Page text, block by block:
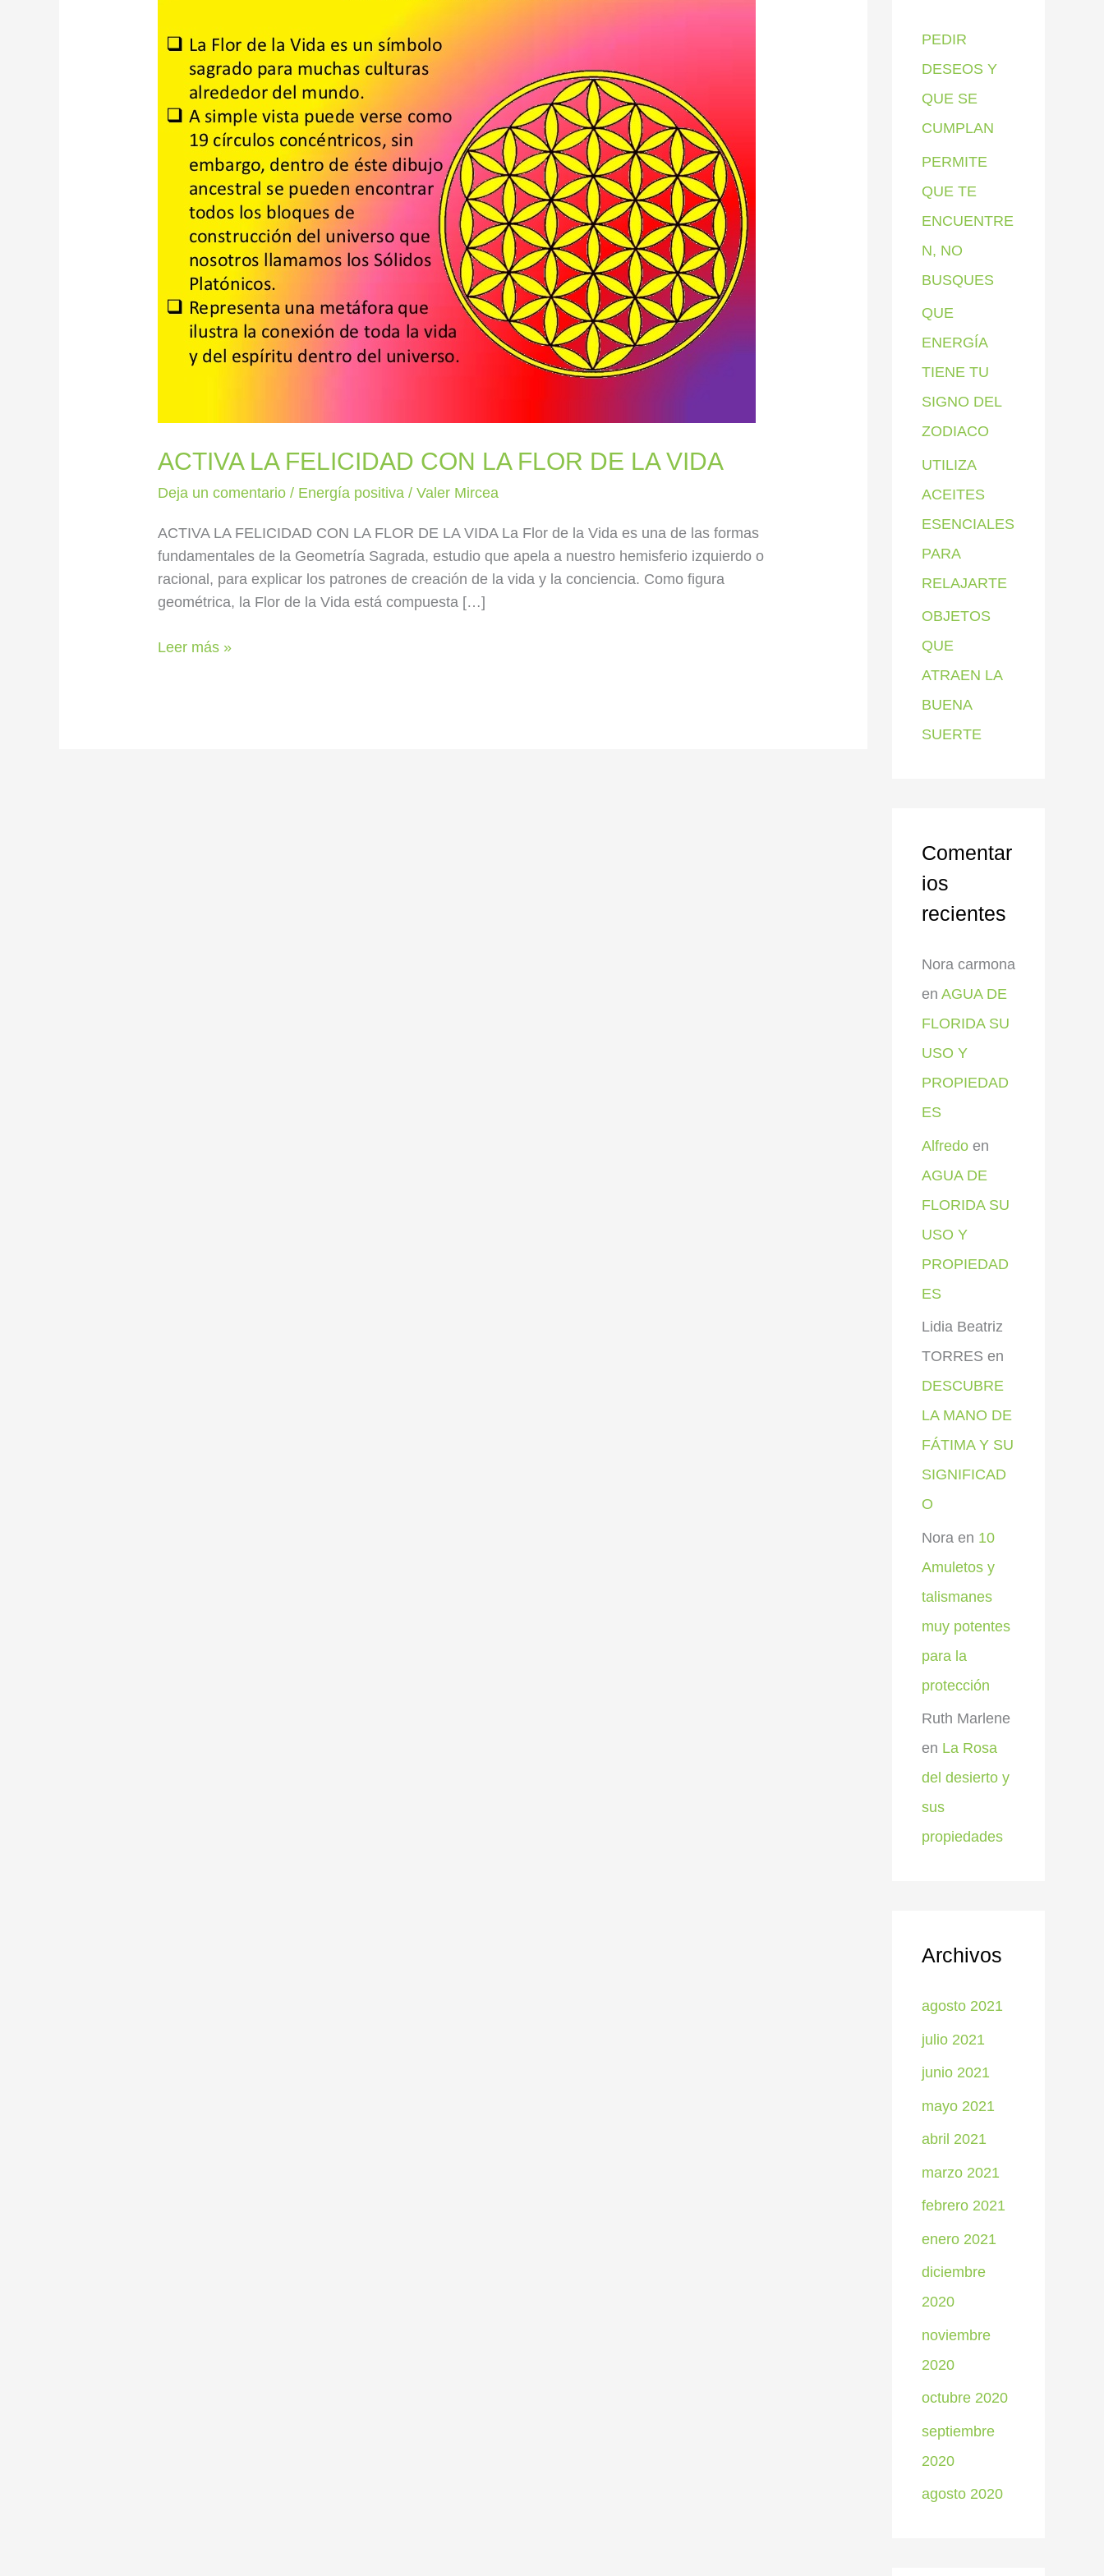
ACTIVA LA FELICIDAD CON LA FLOR DE LA VIDA
Deja un comentario / Energía positiva /Valer Mircea
ACTIVA LA FELICIDAD CON LA FLOR DE LA VIDA La Flor de la Vida es una de las formas
fundamentales de la Geometría Sagrada, estudio que apela a nuestro hemisferio izquierdo o
racional, para explicar los patrones de creación de la vida y la conciencia. Como figura
geométrica, la Flor de la Vida está compuesta […]
FELICIDAD
CON
FLOR
DE
VIDA
Leer más »
o
r
:
PEDIR
DESEOS Y
QUE SE
CUMPLAN
PERMITE
QUE TE
ENCUENTRE
N, NO
BUSQUES
QUE
ENERGÍA
TIENE TU
SIGNO DEL
ZODIACO
UTILIZA
ACEITES
ESENCIALES
PARA
RELAJARTE
OBJETOS
QUE
ATRAEN LA
BUENA
SUERTE
Comentar
ios
recientes
Nora carmona
en AGUA DE
FLORIDA SU
USO Y
PROPIEDAD
ES
Alfredo en
AGUA DE
FLORIDA SU
USO Y
PROPIEDAD
ES
Lidia Beatriz
TORRES en
DESCUBRE
LA MANO DE
FÁTIMA Y SU
SIGNIFICAD
O
Nora en 10
Amuletos y
talismanes
muy potentes
para la
protección
Ruth Marlene
en La Rosa
del desierto y
sus
propiedades
Archivos
agosto 2021
julio 2021
junio 2021
mayo 2021
abril 2021
marzo 2021
febrero 2021
enero 2021
diciembre
2020
noviembre
2020
octubre 2020
septiembre
2020
agosto 2020